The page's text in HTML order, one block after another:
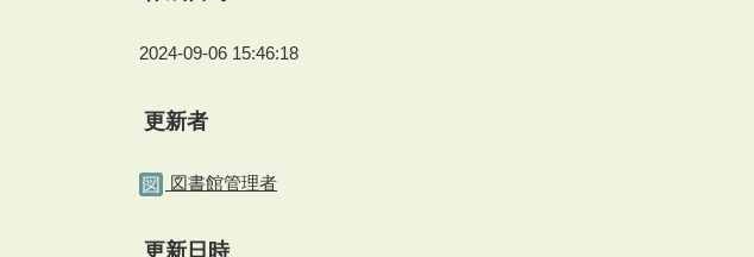
2024-09-06 15:46:18
更新者
図書館管理者
更新日時